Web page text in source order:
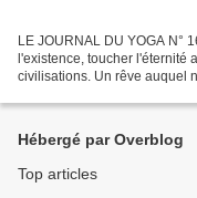
LE JOURNAL DU YOGA N°
l'existence, toucher l'éternité
civilisations. Un rêve auquel
Hébergé par Overblog
Top articles